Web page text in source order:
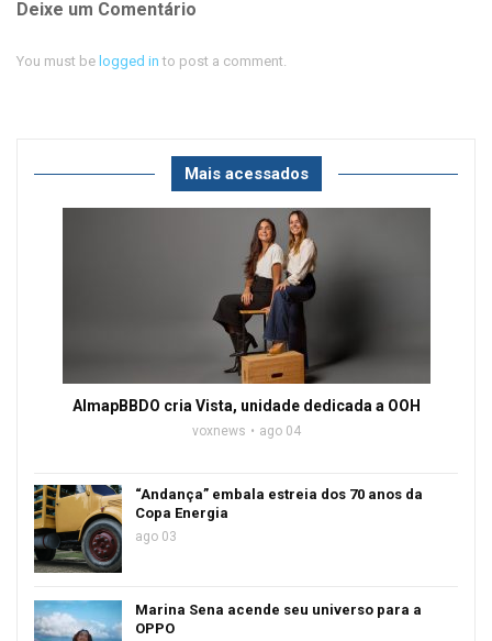
Deixe um Comentário
You must be logged in to post a comment.
Mais acessados
AlmapBBDO cria Vista, unidade dedicada a OOH
voxnews ago 04
“Andança” embala estreia dos 70 anos da
Copa Energia
ago 03
Marina Sena acende seu universo para a
OPPO